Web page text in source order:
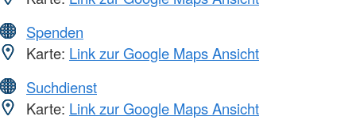
Spenden
Karte: Link zur Google Maps Ansicht
Suchdienst
Karte: Link zur Google Maps Ansicht